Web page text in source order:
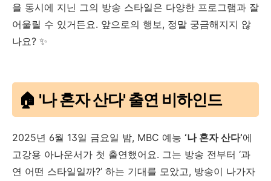
을 동시에 지닌 그의 방송 스타일은 다양한 프로그램과 잘
어울릴 수 있거든요. 앞으로의 행보, 정말 궁금해지지 않
나요? ✨
🏠 '나 혼자 산다' 출연 비하인드
2025년 6월 13일 금요일 밤, MBC 예능 ‘나 혼자 산다’에
고강용 아나운서가 첫 출연했어요. 그는 방송 전부터 ‘과
연 어떤 스타일일까?’ 하는 기대를 모았고, 방송이 나가자